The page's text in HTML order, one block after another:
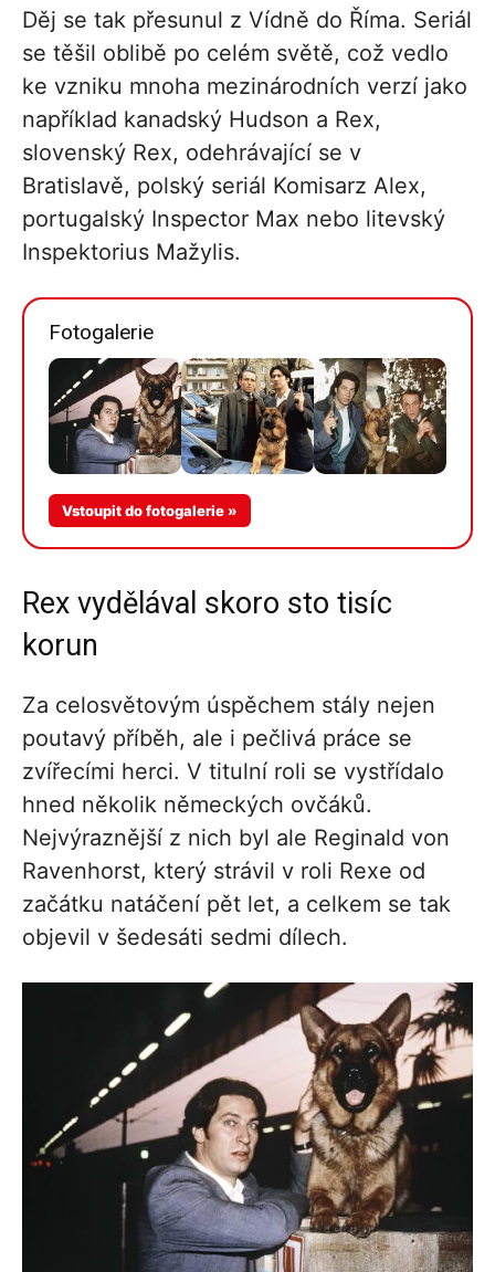
Děj se tak přesunul z Vídně do Říma. Seriál
se těšil oblibě po celém světě, což vedlo
ke vzniku mnoha mezinárodních verzí jako
například kanadský Hudson a Rex,
slovenský Rex, odehrávající se v
Bratislavě, polský seriál Komisarz Alex,
portugalský Inspector Max nebo litevský
Inspektorius Mažylis.
Fotogalerie
Vstoupit do fotogalerie »
Rex vydělával skoro sto tisíc
korun
Za celosvětovým úspěchem stály nejen
poutavý příběh, ale i pečlivá práce se
zvířecími herci. V titulní roli se vystřídalo
hned několik německých ovčáků.
Nejvýraznější z nich byl ale Reginald von
Ravenhorst, který strávil v roli Rexe od
začátku natáčení pět let, a celkem se tak
objevil v šedesáti sedmi dílech.